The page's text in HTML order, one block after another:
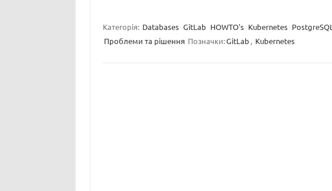
Категорія: Databases GitLab HOWTO's Kubernetes PostgreSQL
Проблеми та рішення Позначки:GitLab , Kubernetes